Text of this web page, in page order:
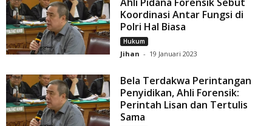
Koordinasi Antar Fungsi di
Polri Hal Biasa
Hukum
Jihan - 19 Januari 2023
Bela Terdakwa Perintangan
Penyidikan, Ahli Forensik:
Perintah Lisan dan Tertulis
Sama